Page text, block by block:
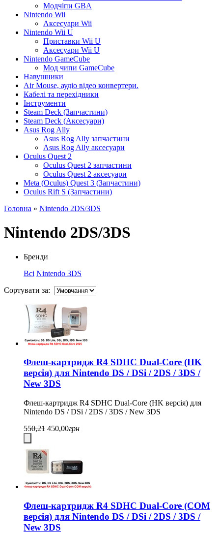
Модчіпи GBA
Nintendo Wii
Аксесуари Wii
Nintendo Wii U
Приставки Wii U
Аксесуари Wii U
Nintendo GameCube
Мод чипи GameCube
Навушники
Air Mouse, аудіо відео конвертери.
Кабелі та перехідники
Інструменти
Steam Deck (Запчастини)
Steam Deck (Аксесуари)
Asus Rog Ally
Asus Rog Ally запчастини
Asus Rog Ally аксесуари
Oculus Quest 2
Oculus Quest 2 запчастини
Oculus Quest 2 аксесуари
Meta (Oculus) Quest 3 (Запчастини)
Oculus Rift S (Запчастини)
Головна » Nintendo 2DS/3DS
Nintendo 2DS/3DS
Бренди
Всі Nintendo 3DS
Сортувати за:
Флеш-картридж R4 SDHC Dual-Core (HK
версія) для Nintendo DS / DSi / 2DS / 3DS /
New 3DS
Флеш-картридж R4 SDHC Dual-Core (HK версія) для
Nintendo DS / DSi / 2DS / 3DS / New 3DS
550,21 450,00грн
Флеш-картридж R4 SDHC Dual-Core (COM
версія) для Nintendo DS / DSi / 2DS / 3DS /
New 3DS